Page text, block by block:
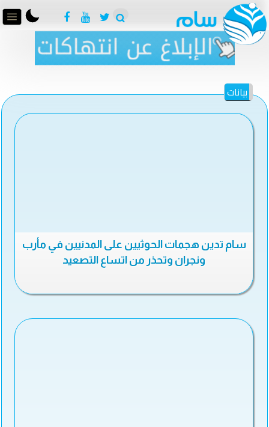
بيانات
سام تدين هجمات الحوثيين على المدنيين في مأرب
ونجران وتحذر من اتساع التصعيد